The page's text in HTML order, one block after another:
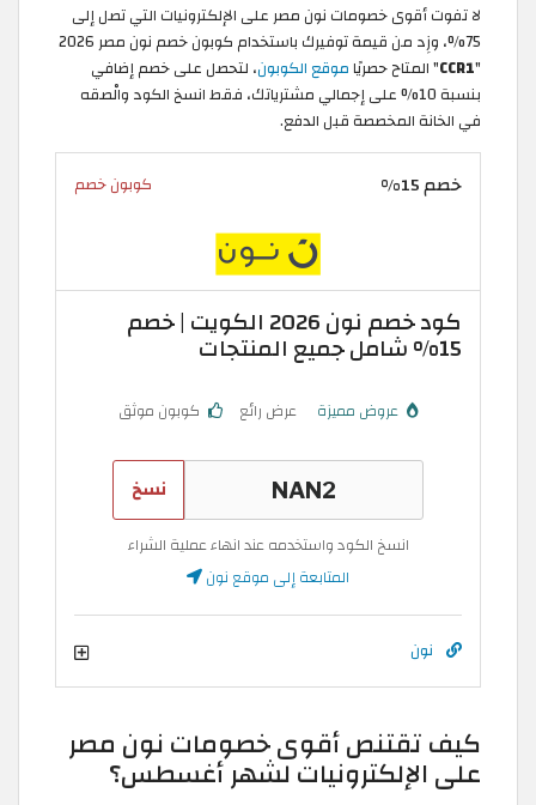
لا تفوت أقوى خصومات نون مصر على الإلكترونيات التي تصل إلى
75%، وزِد من قيمة توفيرك باستخدام كوبون خصم نون مصر 2026
"
CCR1" المتاح حصريًاموقع الكوبون، لتحصل على خصم إضافي
بنسبة 10% على إجمالي مشترياتك، فقط انسخ الكود والْصقه
في الخانة المخصصة قبل الدفع.
خصم 15% كوبون خصم
كود خصم نون 2026 الكويت | خصم
15% شامل جميع المنتجات
عروض مميزة عرض رائع كوبون موثق
نسخ
انسخ الكود واستخدمه عند انهاء عملية الشراء
المتابعة إلى موقع نون
نون
كيف تقتنص أقوى خصومات نون مصر
على الإلكترونيات لشهر أغسطس؟